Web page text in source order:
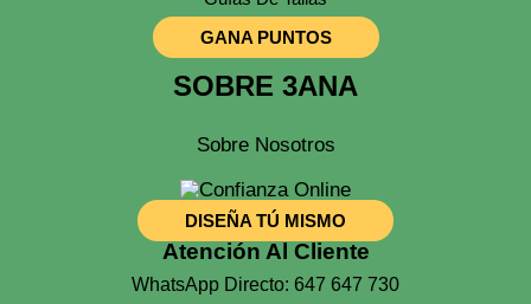
GANA PUNTOS
SOBRE 3ANA
Sobre Nosotros
DISEÑA TÚ MISMO
Atención Al Cliente
WhatsApp Directo: 647 647 730